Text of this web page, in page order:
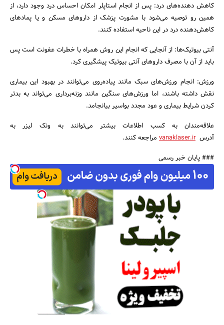
کاهش دهنده‌های درد: پس از انجام استاپلر امکان احساس درد وجود دارد، از
همین رو توصیه می‌شود با مشورت پزشک از داروهای مسکن و یا پمادهای
کاهش‌دهنده درد در این ناحیه استفاده کنند.
آنتی بیوتیک‌ها: از آنجایی که انجام این روش همراه با خطرات عفونت است پس
باید از آن با مصرف داروهای آنتی بیوتیک پیشگیری کرد.
ورزش: انجام ورزش‌های سبک مانند پیاده‌روی می‌توانند در بهبود این بیماری
نقش داشته باشند، اما ورزش‌‌های سنگین مانند وزنه‌برداری می‌تواند به بدتر
کردن شرایط بیماری و عود مجدد بواسیر بیانجامد.
علاقه‌مندان به کسب اطلاعات بیشتر می‌توانند به ونک لیزر به
آدرسvanaklaser.ir مراجعه کنند.
### پایان خبر رسمی